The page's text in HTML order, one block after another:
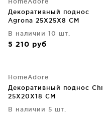
Декоративный поднос
Agrona 25X25X8 CM
В наличии 10 шт.
5 210 руб
HomeAdore
Декоративный поднос Chi
25X20X18 CM
В наличии 5 шт.